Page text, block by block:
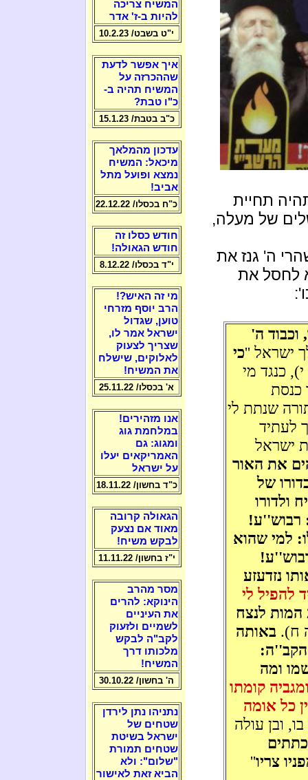
תחיית
של מעלה,
ה' גנז את
לחסל את
וכבוד ה'
ישראל ''כי
כנגד מי
כנסת
שנתת לי
לעתיד
ישראל
את האור
של
ולדורו
רבוש''ע!
למי שהוא
נזדעזע
להפיל לי
המות לנצח
ח). באותה
הקב''ה:
ומה
קומתו
כל אומה
ובן עולה
צריו''
המשיח צריכה
להיות ב-ז' אדר
י"ט בשבט/ 10.2.23
איך אפשר לדעת
שההכרזה על
המשיח תהיה ב-
כ"ו טבת?
כ"ב בטבת/ 15.1.23
עדכון מהמלאך
מיכאל: המשיח
נמצא ופועל מתל
אביב!
כ"ח בכסלו/ 22.12.22
חודש כסלו זה
חודש הגאולה!
י"ד בכסלו/ 8.12.22
מי זה האיש?!
הרב יוסף מזרחי
טוען, שגדול
ישראל אמר לו,
שצריך לצעוק
לאלוקים, שישלח
את המשיח!
א' בכסלו/ 25.11.22
אנו מזהירים!
במלחמת גוג
ומגוג: גם
האמריקאים יעלו
על ישראל
כ"ד בחשון/ 18.11.22
הגאולה קרובה
מאוד אם נצעק
לבקש משיח!
י"ז בחשון/ 11.11.22
מסר מהרב
הינוקא: להרים
את העיניים
לשמיים ולזעוק
לקב"ה לבקש
מלכותו דרך
המשיח!
ה' בחשון/ 30.10.22
נתניהו נתן לירדן
שטחים של
ישראל בשיטת
שטחים תמורת
"שלום": ולא
הביא זאת לאישור